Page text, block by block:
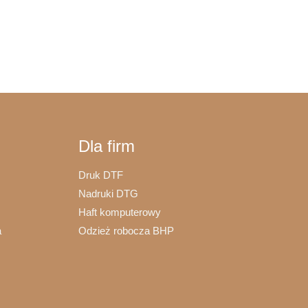
Dla firm
Druk DTF
Nadruki DTG
Haft komputerowy
Odzież robocza BHP